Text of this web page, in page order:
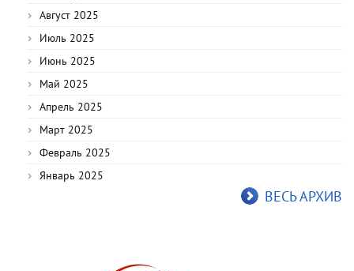
Август 2025
Июль 2025
Июнь 2025
Май 2025
Апрель 2025
Март 2025
Февраль 2025
Январь 2025
ВЕСЬ АРХИВ